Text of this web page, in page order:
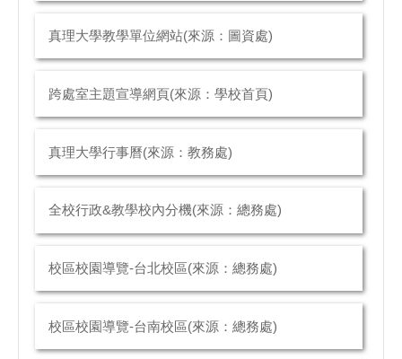
真理大學教學單位網站(來源：圖資處)
跨處室主題宣導網頁(來源：學校首頁)
真理大學行事曆(來源：教務處)
全校行政&教學校內分機(來源：總務處)
校區校園導覽-台北校區(來源：總務處)
校區校園導覽-台南校區(來源：總務處)